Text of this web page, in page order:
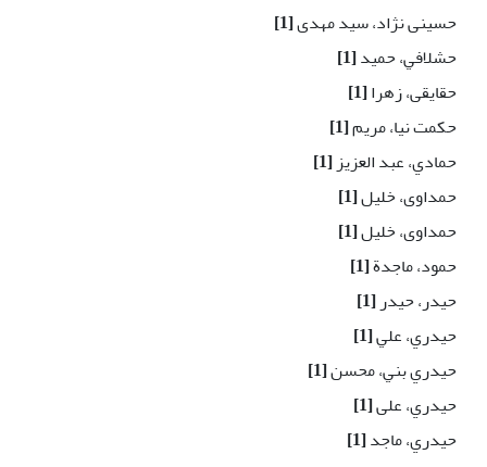
حسینی نژاد، سید مهدی[1]
حشلافي، حميد[1]
حقایقی، زهرا[1]
حکمت نیا، مریم[1]
حمادي، عبد العزيز[1]
حمداوی، خلیل[1]
حمداوی، خلیل[1]
حمود، ماجدة[1]
حيدر، حيدر[1]
حيدري، علي[1]
حيدري بني، محسن[1]
حیدري، علی[1]
حیدري، ماجد[1]